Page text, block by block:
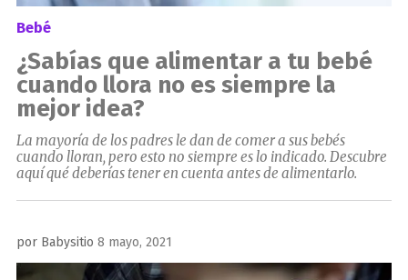
Bebé
¿Sabías que alimentar a tu bebé
cuando llora no es siempre la
mejor idea?
La mayoría de los padres le dan de comer a sus bebés
cuando lloran, pero esto no siempre es lo indicado. Descubre
aquí qué deberías tener en cuenta antes de alimentarlo.
por Babysitio Publicado
el
8 mayo, 2021